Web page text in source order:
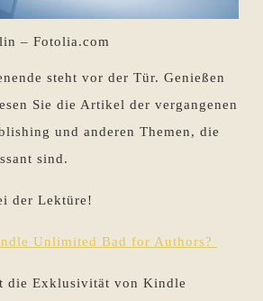
– Fotolia.com
steht vor der Tür. Genießen
Sie die Artikel der vergangenen
und anderen Themen, die
sind.
der Lektüre!
Unlimited Bad for Authors?
die Exklusivität von Kindle